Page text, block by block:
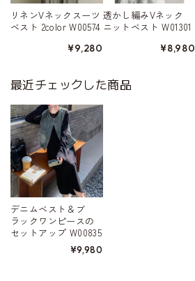
リネンVネックスーツ
ベスト 2color W00574
¥9,280
透かし編みVネック
ニットベスト W01301
¥8,980
最近チェックした商品
デニムベスト＆ブ
ラックワンピースの
セットアップ W00835
¥9,980